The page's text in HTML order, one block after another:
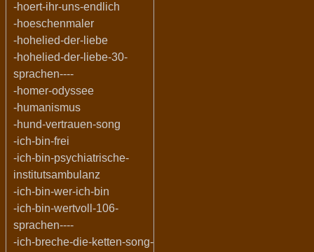
-hoert-ihr-uns-endlich
-hoeschenmaler
-hohelied-der-liebe
-hohelied-der-liebe-30-
sprachen----
-homer-odyssee
-humanismus
-hund-vertrauen-song
-ich-bin-frei
-ich-bin-psychiatrische-
institutsambulanz
-ich-bin-wer-ich-bin
-ich-bin-wertvoll-106-
sprachen----
-ich-breche-die-ketten-song-